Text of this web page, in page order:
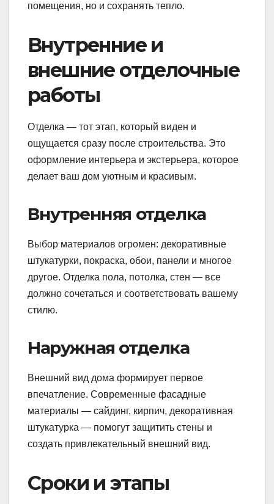
помещения, но и сохранять тепло.
Внутренние и
внешние отделочные
работы
Отделка — тот этап, который виден и
ощущается сразу после строительства. Это
оформление интерьера и экстерьера, которое
делает ваш дом уютным и красивым.
Внутренняя отделка
Выбор материалов огромен: декоративные
штукатурки, покраска, обои, панели и многое
другое. Отделка пола, потолка, стен — все
должно сочетаться и соответствовать вашему
стилю.
Наружная отделка
Внешний вид дома формирует первое
впечатление. Современные фасадные
материалы — сайдинг, кирпич, декоративная
штукатурка — помогут защитить стены и
создать привлекательный внешний вид.
Сроки и этапы